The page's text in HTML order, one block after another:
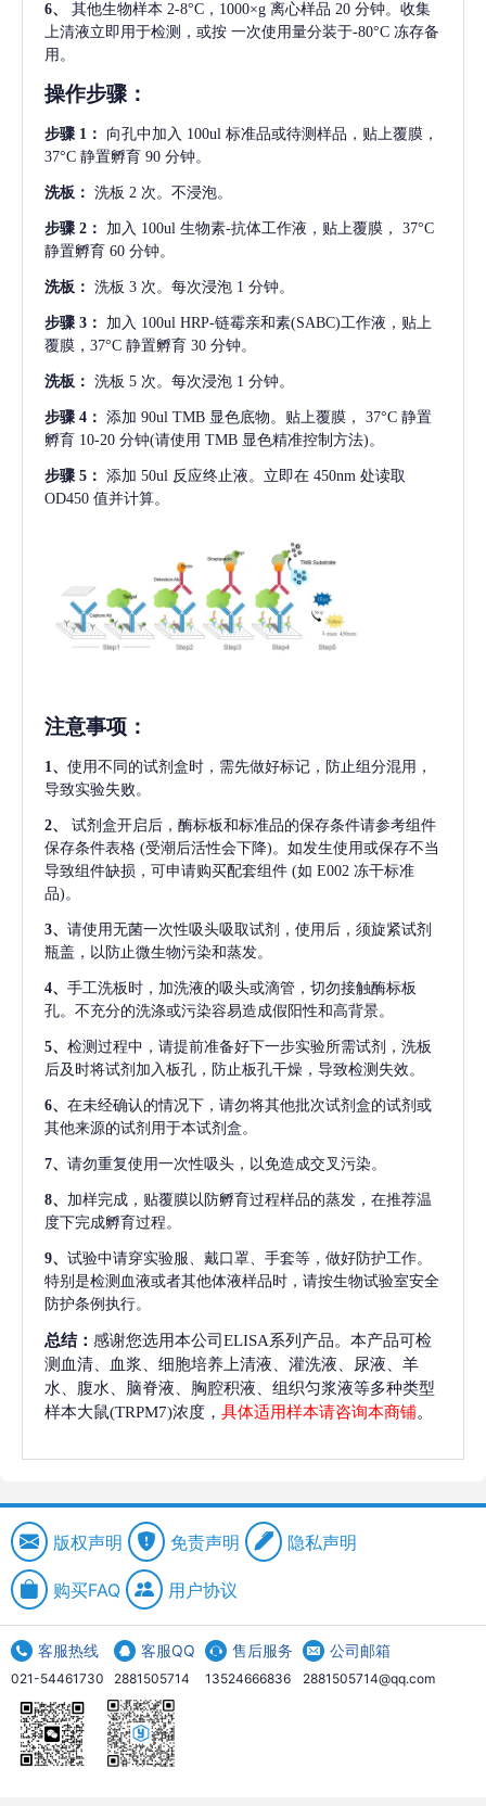
6、 其他生物样本 2-8°C，1000×g 离心样品 20 分钟。收集
上清液立即用于检测，或按 一次使用量分装于-80°C 冻存备
用。
操作步骤：
步骤 1： 向孔中加入 100ul 标准品或待测样品，贴上覆膜，
37°C 静置孵育 90 分钟。
洗板： 洗板 2 次。不浸泡。
步骤 2： 加入 100ul 生物素-抗体工作液，贴上覆膜， 37°C
静置孵育 60 分钟。
洗板： 洗板 3 次。每次浸泡 1 分钟。
步骤 3： 加入 100ul HRP-链霉亲和素(SABC)工作液，贴上
覆膜，37°C 静置孵育 30 分钟。
洗板： 洗板 5 次。每次浸泡 1 分钟。
步骤 4： 添加 90ul TMB 显色底物。贴上覆膜， 37°C 静置
孵育 10-20 分钟(请使用 TMB 显色精准控制方法)。
步骤 5： 添加 50ul 反应终止液。立即在 450nm 处读取
OD450 值并计算。
注意事项 ：
1、 使用不同的试剂盒时，需先做好标记，防止组分混用，
导致实验失败。
2、
试剂盒开启后，酶标板和标准品的保存条件请参考组件
保存条件表格 (受潮后活性会下降)。如发生使用或保存不当
导致组件缺损，可申请购买配套组件 (如 E002 冻干标准
品)。
3、 请使用无菌一次性吸头吸取试剂，使用后，须旋紧试剂
瓶盖，以防止微生物污染和蒸发。
4、 手工洗板时，加洗液的吸头或滴管，切勿接触酶标板
孔。不充分的洗涤或污染容易造成假阳性和高背景。
5、 检测过程中，请提前准备好下一步实验所需试剂，洗板
后及时将试剂加入板孔，防止板孔干燥，导致检测失效。
6、 在未经确认的情况下，请勿将其他批次试剂盒的试剂或
其他来源的试剂用于本试剂盒。
7、 请勿重复使用一次性吸头，以免造成交叉污染。
8、 加样完成，贴覆膜以防孵育过程样品的蒸发，在推荐温
度下完成孵育过程。
9、 试验中请穿实验服、戴口罩、手套等，做好防护工作。
特别是检测血液或者其他体液样品时，请按生物试验室安全
防护条例执行。
总结： 感谢您选用本公司ELISA系列产品。本产品可检
测血清、血浆、细胞培养上清液、灌洗液、尿液、羊
水、腹水、脑脊液、胸腔积液、组织匀浆液等多种类型
样本大鼠(TRPM7)浓度， 具体适用样本请咨询本商铺。
版权声明 免责声明 隐私声明
购买FAQ 用户协议
客服热线
021-54461730
客服QQ
2881505714
售后服务
13524666836
公司邮箱
2881505714@qq.com